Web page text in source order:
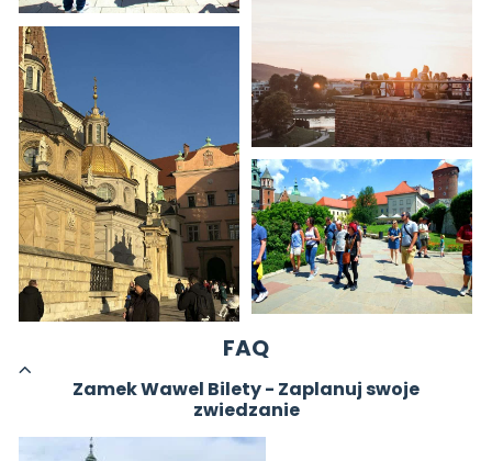
FAQ
Zamek Wawel Bilety - Zaplanuj swoje
zwiedzanie